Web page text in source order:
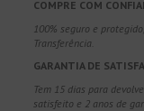
COMPRE COM
100% seguro e
Transferência.
GARANTIA DE
Tem 15 dias para
satisfeito e 2 anos de